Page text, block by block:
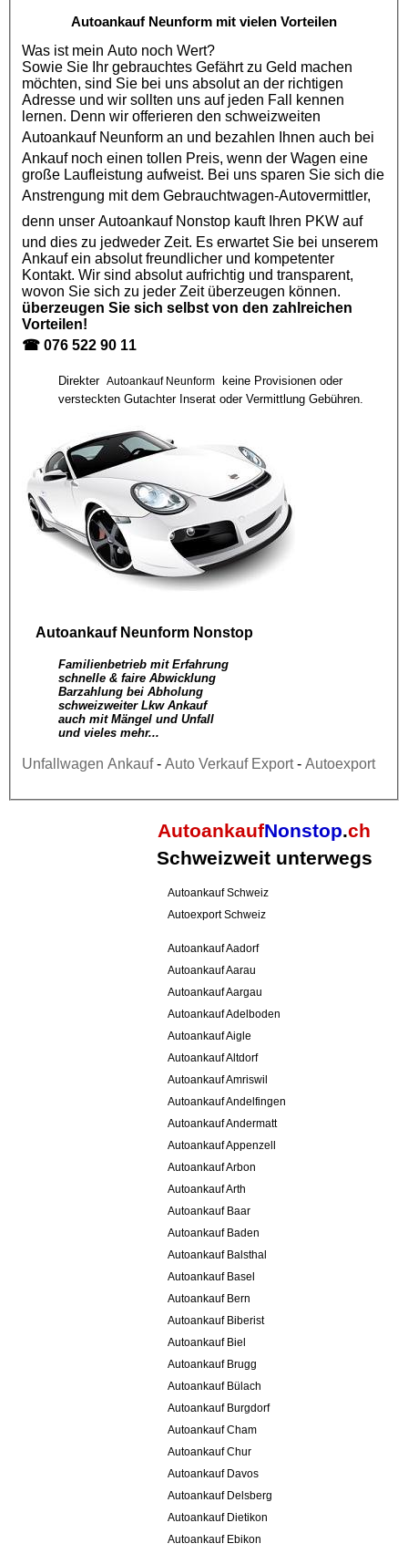
Autoankauf Neunform mit vielen Vorteilen
Was ist mein Auto noch Wert?
Sowie Sie Ihr gebrauchtes Gefährt zu Geld machen
möchten, sind Sie bei uns absolut an der richtigen
Adresse und wir sollten uns auf jeden Fall kennen
lernen. Denn wir offerieren den schweizweiten
Autoankauf Neunform an und bezahlen Ihnen auch bei
Ankauf noch einen tollen Preis, wenn der Wagen eine
große Laufleistung aufweist. Bei uns sparen Sie sich die
Anstrengung mit dem Gebrauchtwagen-Autovermittler,
denn unser AutoankaufNonstop kauft Ihren PKW auf
und dies zu jedweder Zeit. Es erwartet Sie bei unserem
Ankauf ein absolut freundlicher und kompetenter
Kontakt. Wir sind absolut aufrichtig und transparent,
wovon Sie sich zu jeder Zeit überzeugen können.
überzeugen Sie sich selbst von den zahlreichen
Vorteilen!
☎ 076 522 90 11
Direkter Autoankauf Neunform keine Provisionen oder
versteckten Gutachter Inserat oder Vermittlung Gebühren.
Autoankauf NeunformNonstop
Familienbetrieb mit Erfahrung
schnelle & faire Abwicklung
Barzahlung bei Abholung
schweizweiter Lkw Ankauf
auch mit Mängel und Unfall
und vieles mehr...
Unfallwagen Ankauf- Auto Verkauf Export- Autoexport
AutoankaufNonstop.ch
Schweizweit unterwegs
Autoankauf Schweiz
Autoexport Schweiz
Autoankauf Aadorf
Autoankauf Aarau
Autoankauf Aargau
Autoankauf Adelboden
Autoankauf Aigle
Autoankauf Altdorf
Autoankauf Amriswil
Autoankauf Andelfingen
Autoankauf Andermatt
Autoankauf Appenzell
Autoankauf Arbon
Autoankauf Arth
Autoankauf Baar
Autoankauf Baden
Autoankauf Balsthal
Autoankauf Basel
Autoankauf Bern
Autoankauf Biberist
Autoankauf Biel
Autoankauf Brugg
Autoankauf Bülach
Autoankauf Burgdorf
Autoankauf Cham
Autoankauf Chur
Autoankauf Davos
Autoankauf Delsberg
Autoankauf Dietikon
Autoankauf Ebikon